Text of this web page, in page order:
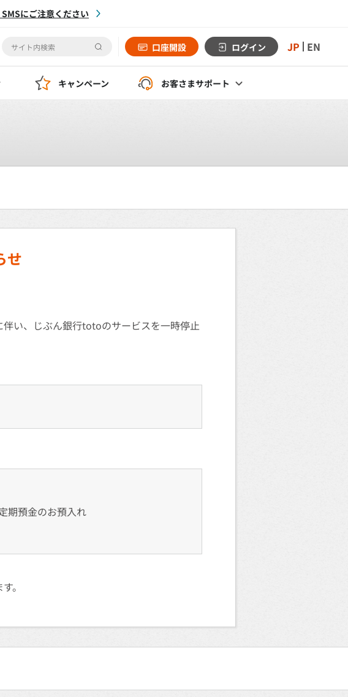
にご注意ください
口座開設 ログイン JP EN
キャンペーン お客さまサポート
せ
い、じぶん銀行totoのサービスを一時停止
期預金のお預入れ
。